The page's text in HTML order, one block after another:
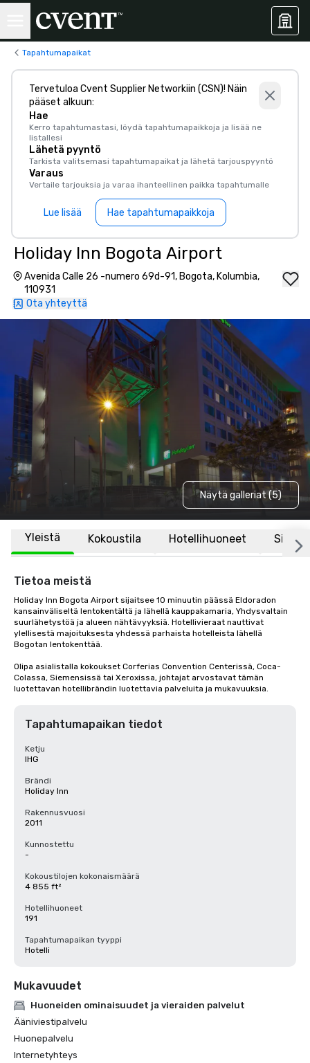
Tapahtumapaikat
Tervetuloa Cvent Supplier Networkiin (CSN)! Näin
pääset alkuun:
Hae
Kerro tapahtumastasi, löydä tapahtumapaikkoja ja lisää ne
listallesi
Lähetä pyyntö
Tarkista valitsemasi tapahtumapaikat ja lähetä tarjouspyyntö
Varaus
Vertaile tarjouksia ja varaa ihanteellinen paikka tapahtumalle
Lue lisää Hae tapahtumapaikkoja
Holiday Inn Bogota Airport
Avenida Calle 26 -numero 69d-91, Bogota, Kolumbia,
110931
Ota yhteyttä
Näytä galleriat (5)
Yleistä Kokoustila Hotellihuoneet Sijainti
Tietoa meistä
Holiday Inn Bogota Airport sijaitsee 10 minuutin päässä Eldoradon
kansainväliseltä lentokentältä ja lähellä kauppakamaria, Yhdysvaltain
suurlähetystöä ja alueen nähtävyyksiä. Hotellivieraat nauttivat
ylellisestä majoituksesta yhdessä parhaista hotelleista lähellä
Bogotan lentokenttää.
Olipa asialistalla kokoukset Corferias Convention Centerissä, Coca-
Colassa, Siemensissä tai Xeroxissa, johtajat arvostavat tämän
luotettavan hotellibrändin luotettavia palveluita ja mukavuuksia.
Tapahtumapaikan tiedot
Ketju
IHG
Brändi
Holiday Inn
Rakennusvuosi
2011
Kunnostettu
-
Kokoustilojen kokonaismäärä
4 855 ft²
Hotellihuoneet
191
Tapahtumapaikan tyyppi
Hotelli
Mukavuudet
Huoneiden ominaisuudet ja vieraiden palvelut
Ääniviestipalvelu
Huonepalvelu
Internetyhteys